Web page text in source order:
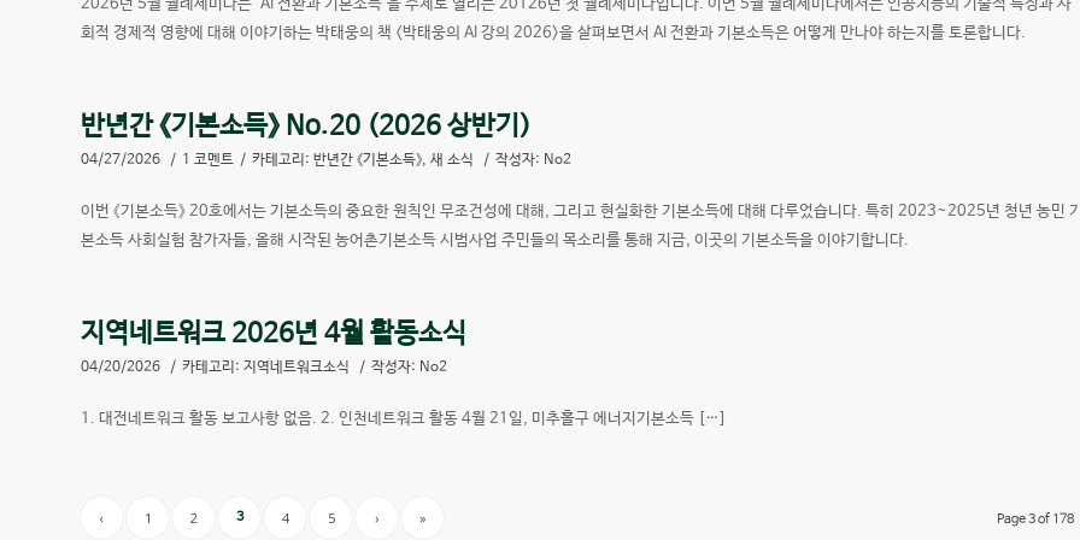
2026년 5월 월례세미나는 ‘AI 전환과 기본소득’을 주제로 열리는 20126년 첫 월례세미나입니다. 이번 5월 월례세미나에서는 인공지능의 기술적 특징과 사
회적 경제적 영향에 대해 이야기하는 박태웅의 책 <박태웅의 AI 강의 2026>을 살펴보면서 AI 전환과 기본소득은 어떻게 만나야 하는지를 토론합니다.
반년간 《기본소득》 No.20 (2026 상반기)
04/27/2026 / 1 코멘트 / 카테고리: 반년간 《기본소득》, 새 소식 / 작성자: No2
이번 《기본소득》 20호에서는 기본소득의 중요한 원칙인 무조건성에 대해, 그리고 현실화한 기본소득에 대해 다루었습니다. 특히 2023~2025년 청년 농민
본소득 사회실험 참가자들, 올해 시작된 농어촌기본소득 시범사업 주민들의 목소리를 통해 지금, 이곳의 기본소득을 이야기합니다.
지역네트워크 2026년 4월 활동소식
04/20/2026 / 카테고리: 지역네트워크소식 / 작성자: No2
1. 대전네트워크 활동 보고사항 없음. 2. 인천네트워크 활동 4월 21일, 미추홀구 에너지기본소득 […]
Page 3 of 178
‹ 1 2 3 4 5 › »